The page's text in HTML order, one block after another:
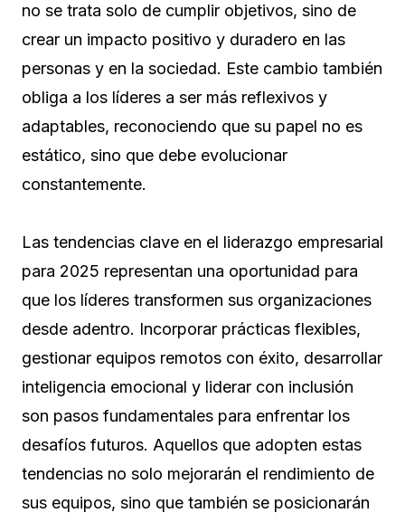
no se trata solo de cumplir objetivos, sino de
crear un impacto positivo y duradero en las
personas y en la sociedad. Este cambio también
obliga a los líderes a ser más reflexivos y
adaptables, reconociendo que su papel no es
estático, sino que debe evolucionar
constantemente.
Las tendencias clave en el liderazgo empresarial
para 2025 representan una oportunidad para
que los líderes transformen sus organizaciones
desde adentro. Incorporar prácticas flexibles,
gestionar equipos remotos con éxito, desarrollar
inteligencia emocional y liderar con inclusión
son pasos fundamentales para enfrentar los
desafíos futuros. Aquellos que adopten estas
tendencias no solo mejorarán el rendimiento de
sus equipos, sino que también se posicionarán